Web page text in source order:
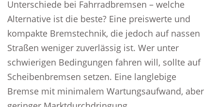
Unterschiede bei Fahrradbremsen – welche
Alternative ist die beste? Eine preiswerte und
kompakte Bremstechnik, die jedoch auf nassen
Straßen weniger zuverlässig ist. Wer unter
schwierigen Bedingungen fahren will, sollte auf
Scheibenbremsen setzen. Eine langlebige
Bremse mit minimalem Wartungsaufwand, aber